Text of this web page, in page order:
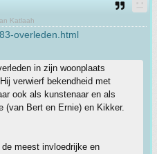
Katlaah
overleden.html
in zijn woonplaats
verwierf bekendheid met
ook als kunstenaar en als
(van Bert en Ernie) en Kikker.
meest invloedrijke en